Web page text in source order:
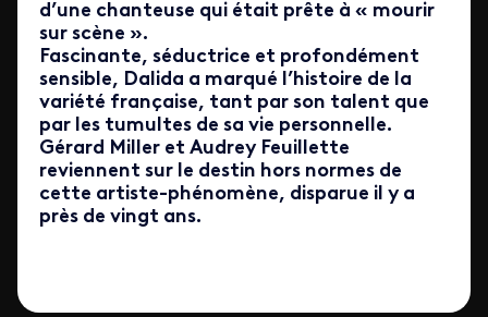
d’une chanteuse qui était prête à « mourir
sur scène ».
Fascinante, séductrice et profondément
sensible, Dalida a marqué l’histoire de la
variété française, tant par son talent que
par les tumultes de sa vie personnelle.
Gérard Miller et Audrey Feuillette
reviennent sur le destin hors normes de
cette artiste-phénomène, disparue il y a
près de vingt ans.